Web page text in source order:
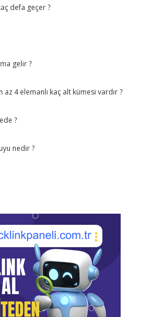
defa geçer ?
gelir ?
az 4 elemanlı kaç alt kümesi vardır ?
?
nedir ?